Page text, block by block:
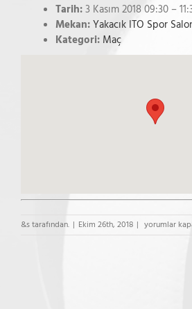
Tarih:3 Kasım 2018 09:30 –
Mekan:Yakacık ITO Spor
Kategori: Maç
&s tarafından. | Ekim 26th, 2018 | ES
Voleybol
yorumlar